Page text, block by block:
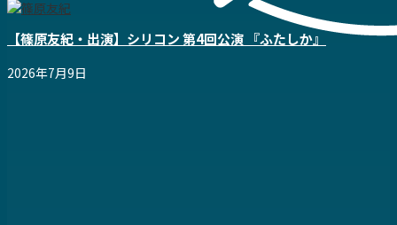
【篠原友紀・出演】シリコン 第4回公演 『ふたしか』
2026年7月9日